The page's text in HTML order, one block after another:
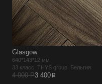
Glasgow
640*143*12 мм
33 класс, THYS group Бельгия
4 000 Р3 400p